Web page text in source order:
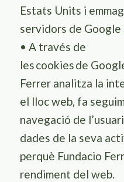
Estats Units i
servidors de Google
• A través de
lescookiesde
Ferreranalitza la
el lloc web, fa
navegació de
dades de la seva
perquè Fundacio
rendiment del web.